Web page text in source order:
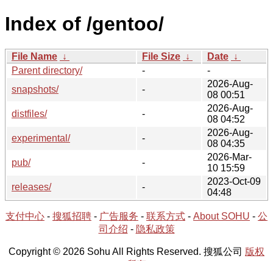
Index of /gentoo/
File Name ↓ File Size ↓ Date ↓
Parent directory/
-
-
snapshots/
-
2026-Aug-
08 00:51
distfiles/
-
2026-Aug-
08 04:52
experimental/
-
2026-Aug-
08 04:35
pub/
-
2026-Mar-
10 15:59
releases/
-
2023-Oct-09
04:48
支付中心 - 搜狐招聘 - 广告服务 - 联系方式 - About SOHU - 公
司介绍 - 隐私政策
Copyright © 2026 Sohu All Rights Reserved. 搜狐公司 版权